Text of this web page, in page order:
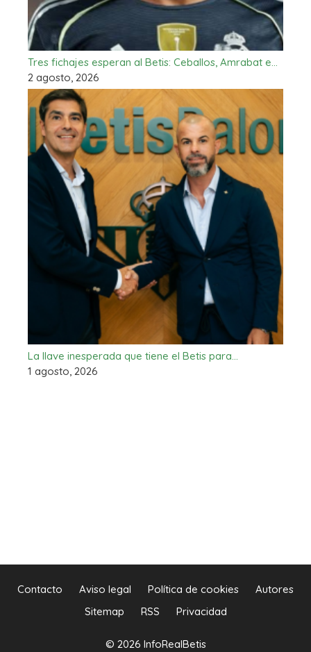
Tres fichajes esperan al Betis: Ceballos, Amrabat e…
2 agosto, 2026
La llave inesperada que tiene el Betis para…
1 agosto, 2026
Contacto Aviso legal Política de cookies
Autores
Sitemap
RSS Privacidad
© 2026 InfoRealBetis